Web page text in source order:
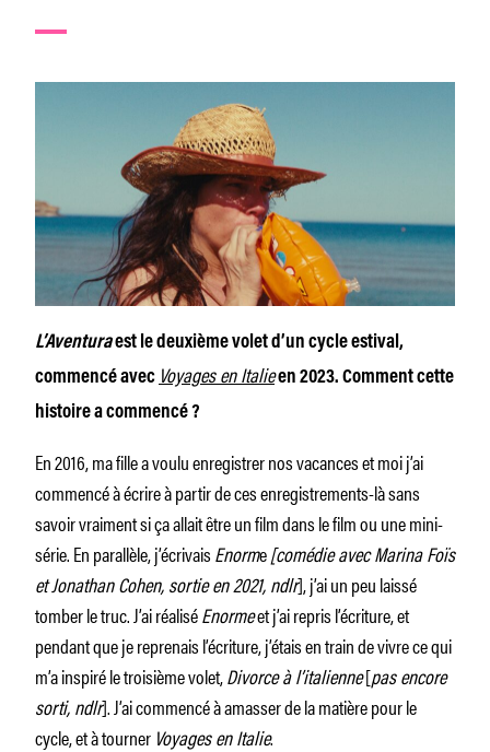
L’Aventuraest le deuxième volet d’un cycle estival,
commencé avec Voyages en Italieen 2023. Comment cette
histoire a commencé ?
En 2016, ma fille a voulu enregistrer nos vacances et moi j’ai
commencé à écrire à partir de ces enregistrements-là sans
savoir vraiment si ça allait être un film dans le film ou une mini-
série. En parallèle, j’écrivaisEnorme[comédie avec Marina Foïs
et Jonathan Cohen, sortie en 2021, ndlr], j’ai un peu laissé
tomber le truc. J’ai réaliséEnormeet j’ai repris l’écriture, et
pendant que je reprenais l’écriture, j’étais en train de vivre ce qui
m’a inspiré le troisième volet,Divorce à l’italienne[pas encore
sorti, ndlr]. J’ai commencé à amasser de la matière pour le
cycle, et à tourner Voyages en Italie.